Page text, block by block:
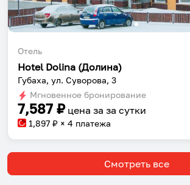
Отель
Hotel Dolina (Долина)
Губаха, ул. Суворова, 3
Мгновенное бронирование
7,587 ₽ цена за за сутки
1,897 ₽ × 4 платежа
Смотреть все